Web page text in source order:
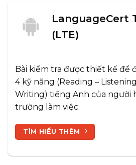
LanguageCert
(LTE)
Bài kiểm tra được thiết kế để
4 kỹ năng (Reading –
Writing) tiếng Anh của người
trường làm việc.
TÌM HIỂU THÊM